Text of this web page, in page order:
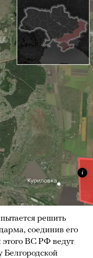
решить
соединив его
этого ВС РФ ведут
Белгородской